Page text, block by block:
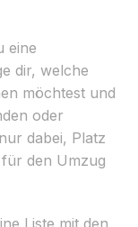
eine
dir, welche
möchtest und
oder
dabei, Platz
für den Umzug
Liste mit den